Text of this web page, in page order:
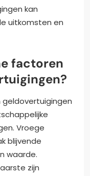
kan
uitkomsten en
factoren
Vroege
blijvende
waarde.
zijn